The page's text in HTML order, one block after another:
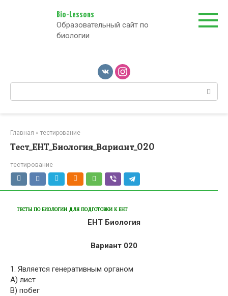
Bio-Lessons
Образовательный сайт по
биологии
Поиск:
Главная » тестирование
Тест_ЕНТ_Биология_Вариант_020
тестирование
ТЕСТЫ ПО БИОЛОГИИ ДЛЯ ПОДГОТОВКИ К ЕНТ
ЕНТ Биология
Вариант 020
1. Является генеративным органом
A) лист
B) побег